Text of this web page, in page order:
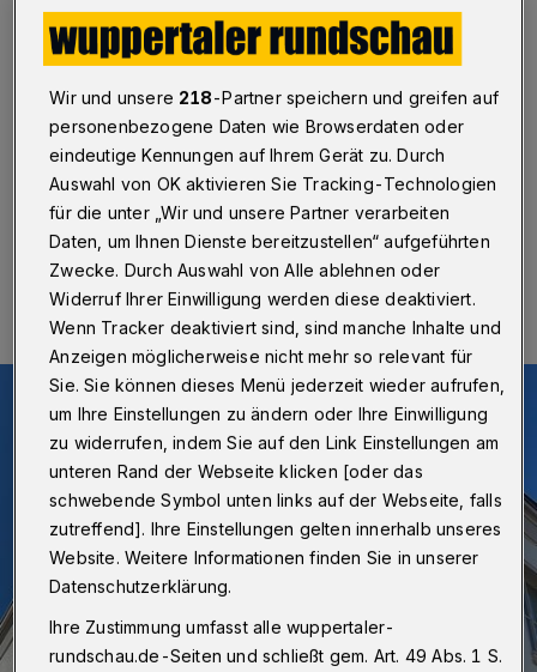
Wuppertal·Seit den 1920er Jahren ist das
sogenannte KÖBO-Haus nicht mehr aus der
Elberfelder Innenstadt wegzudenken. Durch den Einzug
der Sparkassen-Filiale Döppersberg in die
Räumlichkeiten ist der Name wieder in aller Munde.
Nicht zuletzt auch durch die Anbringung eines neuen
Schriftzuges an der Außenfassade.
07.10.2022 , 13:07 Uhr
Wir und unsere 218-Partner speichern und greifen auf
personenbezogene Daten wie Browserdaten oder
eindeutige Kennungen auf Ihrem Gerät zu. Durch
Auswahl von OK aktivieren Sie Tracking-Technologien
für die unter „Wir und unsere Partner verarbeiten
Daten, um Ihnen Dienste bereitzustellen“ aufgeführten
Zwecke. Durch Auswahl von Alle ablehnen oder
Widerruf Ihrer Einwilligung werden diese deaktiviert.
Wenn Tracker deaktiviert sind, sind manche Inhalte und
Anzeigen möglicherweise nicht mehr so relevant für
Sie. Sie können dieses Menü jederzeit wieder aufrufen,
um Ihre Einstellungen zu ändern oder Ihre Einwilligung
zu widerrufen, indem Sie auf den Link Einstellungen am
unteren Rand der Webseite klicken [oder das
schwebende Symbol unten links auf der Webseite, falls
zutreffend]. Ihre Einstellungen gelten innerhalb unseres
Website. Weitere Informationen finden Sie in unserer
Datenschutzerklärung.
Ihre Zustimmung umfasst alle wuppertaler-
rundschau.de-Seiten und schließt gem. Art. 49 Abs. 1 S.